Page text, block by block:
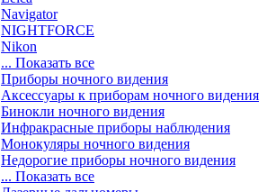
Navigator
NIGHTFORCE
Nikon
... Показать все
Приборы ночного видения
Аксессуары к приборам ночного видения
Бинокли ночного видения
Инфракрасные приборы наблюдения
Монокуляры ночного видения
Недорогие приборы ночного видения
... Показать все